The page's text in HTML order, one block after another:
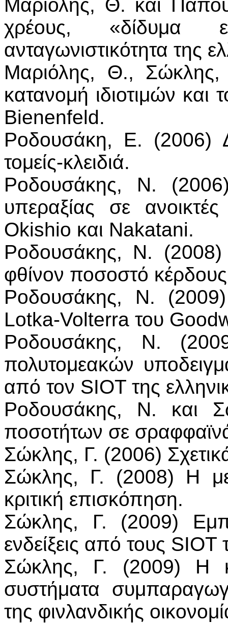
Μαριόλης, Θ. και
χρέους, «δίδυμα
ανταγωνιστικότητα της
Μαριόλης, Θ.,
κατανομή ιδιοτιμών
Bienenfeld.
Ροδουσάκη, Ε. (2006)
τομείς-κλειδιά.
Ροδουσάκης, Ν.
υπεραξίας σε
Okishio και Nakatani.
Ροδουσάκης, Ν. (2008)
φθίνον ποσοστό
Ροδουσάκης, Ν.
Lotka-Volterra του
Ροδουσάκης, Ν.
πολυτομεακών
από τον SIOT της
Ροδουσάκης, Ν. και
ποσοτήτων σε
Σώκλης, Γ. (2006)
Σώκλης, Γ. (2008) Η
κριτική επισκόπηση.
Σώκλης, Γ. (2009)
ενδείξεις από τους SIOT
Σώκλης, Γ. (2009) Η
συστήματα
της φινλανδικής